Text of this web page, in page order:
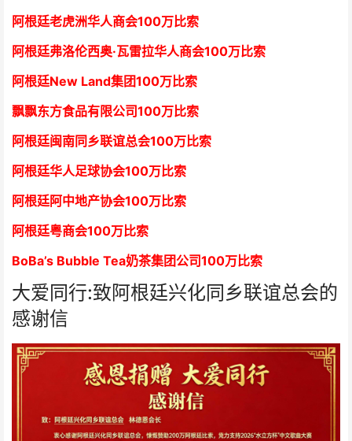
阿根廷老虎洲华人商会100万比索
阿根廷弗洛伦西奥·瓦雷拉华人商会100万比索
阿根廷New Land集团100万比索
飘飘东方食品有限公司100万比索
阿根廷闽南同乡联谊总会100万比索
阿根廷华人足球协会100万比索
阿根廷阿中地产协会100万比索
阿根廷粤商会100万比索
BoBa’s Bubble Tea奶茶集团公司100万比索
大爱同行:致阿根廷兴化同乡联谊总会的
感谢信